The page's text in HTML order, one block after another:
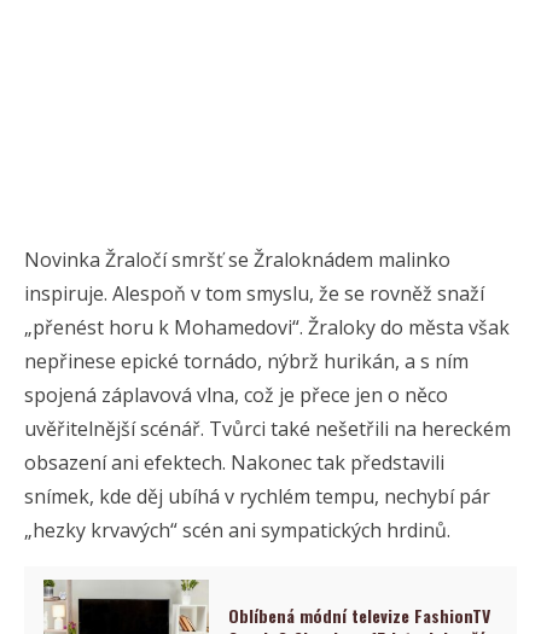
Novinka Žraločí smršť se Žraloknádem malinko
inspiruje. Alespoň v tom smyslu, že se rovněž snaží
„přenést horu k Mohamedovi“. Žraloky do města však
nepřinese epické tornádo, nýbrž hurikán, a s ním
spojená záplavová vlna, což je přece jen o něco
uvěřitelnější scénář. Tvůrci také nešetřili na hereckém
obsazení ani efektech. Nakonec tak představili
snímek, kde děj ubíhá v rychlém tempu, nechybí pár
„hezky krvavých“ scén ani sympatických hrdinů.
Oblíbená módní televize FashionTV